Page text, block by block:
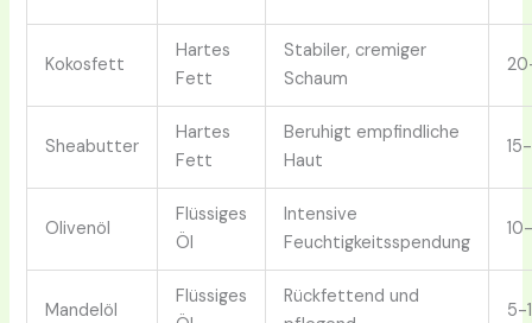
Kokosfett
Hartes
Fett
Stabiler, cremiger
Schaum
Sheabutter
Hartes
Fett
Beruhigt empfindliche
Haut
Olivenöl
Flüssiges
Öl
Intensive
Feuchtigkeitsspendung
Mandelöl
Flüssiges
Rückfettend und
5-